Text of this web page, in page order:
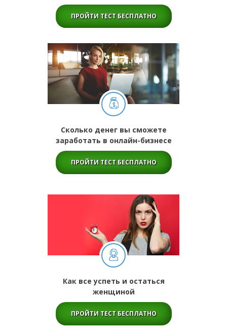
ПРОЙТИ ТЕСТ БЕСПЛАТНО
Сколько денег вы сможете
заработать в онлайн-бизнесе
ПРОЙТИ ТЕСТ БЕСПЛАТНО
Как все успеть и остаться
женщиной
ПРОЙТИ ТЕСТ БЕСПЛАТНО